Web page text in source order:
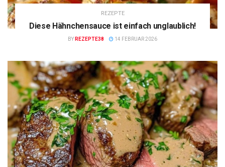
REZEPTE
Diese Hähnchensauce ist einfach unglaublich!
BY REZEPTE38 14 FEBRUAR 2026